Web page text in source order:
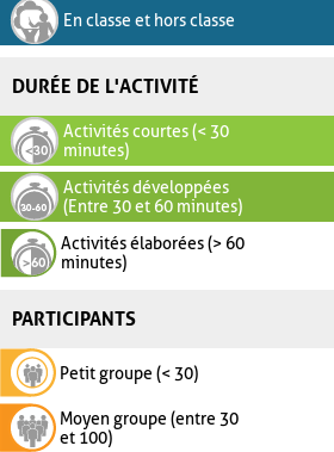
En classe et hors classe
DURÉE DE L'ACTIVITÉ
Activités courtes (< 30
minutes)
Activités développées
(Entre 30 et 60 minutes)
Activités élaborées (> 60
minutes)
PARTICIPANTS
Petit groupe (< 30)
Moyen groupe (entre 30
et 100)